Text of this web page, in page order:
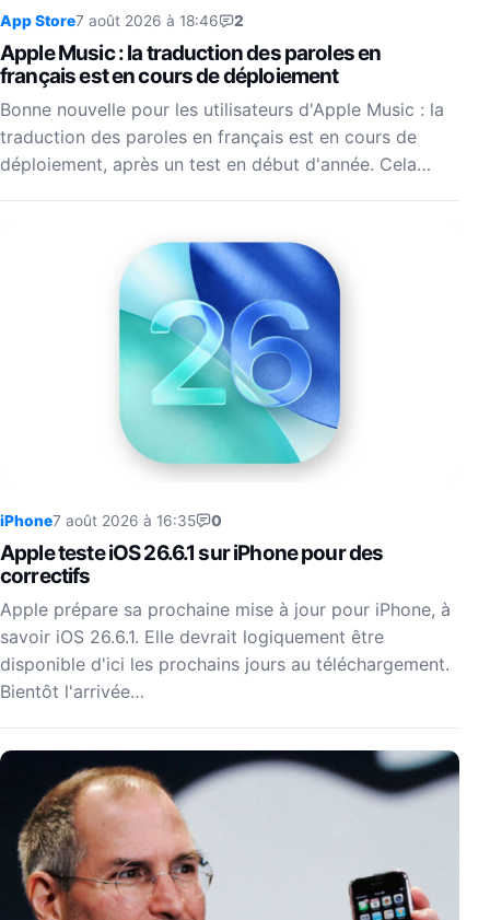
App Store7 août 2026 à 18:46 2
Apple Music : la traduction des paroles en
français est en cours de déploiement
Bonne nouvelle pour les utilisateurs d'Apple Music : la
traduction des paroles en français est en cours de
déploiement, après un test en début d'année. Cela…
iPhone7 août 2026 à 16:35 0
Apple teste iOS 26.6.1 sur iPhone pour des
correctifs
Apple prépare sa prochaine mise à jour pour iPhone, à
savoir iOS 26.6.1. Elle devrait logiquement être
disponible d'ici les prochains jours au téléchargement.
Bientôt l'arrivée…